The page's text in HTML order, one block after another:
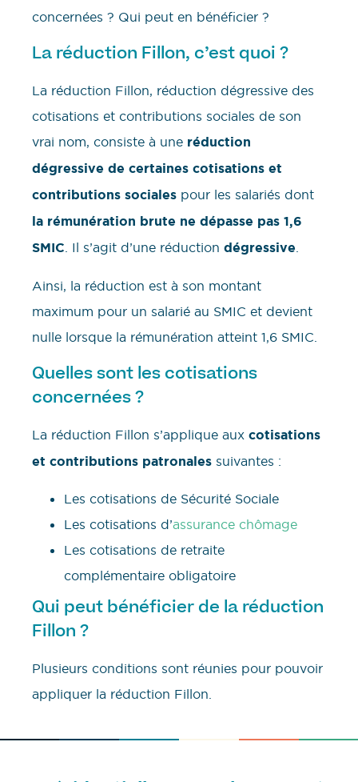
concernées ? Qui peut en bénéficier ?
La réduction Fillon, c’est quoi ?
La réduction Fillon, réduction dégressive des
cotisations et contributions sociales de son
vrai nom, consiste à une réduction
dégressive de certaines cotisations et
contributions sociales pour les salariés dont
la rémunération brute ne dépasse pas 1,6
SMIC. Il s’agit d’une réduction dégressive.
Ainsi, la réduction est à son montant
maximum pour un salarié au SMIC et devient
nulle lorsque la rémunération atteint 1,6 SMIC.
Quelles sont les cotisations
concernées ?
La réduction Fillon s’applique aux cotisations
et contributions patronales suivantes :
Les cotisations de Sécurité Sociale
Les cotisations d’assurance chômage
Les cotisations de retraite
complémentaire obligatoire
Qui peut bénéficier de la réduction
Fillon ?
Plusieurs conditions sont réunies pour pouvoir
appliquer la réduction Fillon.